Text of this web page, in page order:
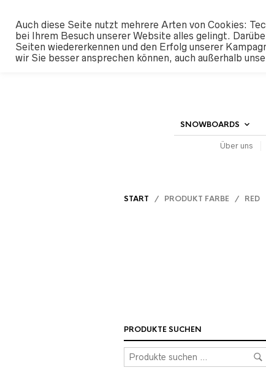
SNOWBOARDS
Über uns
START / PRODUKT FARBE / RED
PRODUKTE SUCHEN
Auch diese Seite nutzt mehrere Arten von Cookies:
bei Ihrem Besuch unserer Website alles gelingt.
Seiten wiedererkennen und den Erfolg unserer
wir Sie besser ansprechen können, auch außerhalb